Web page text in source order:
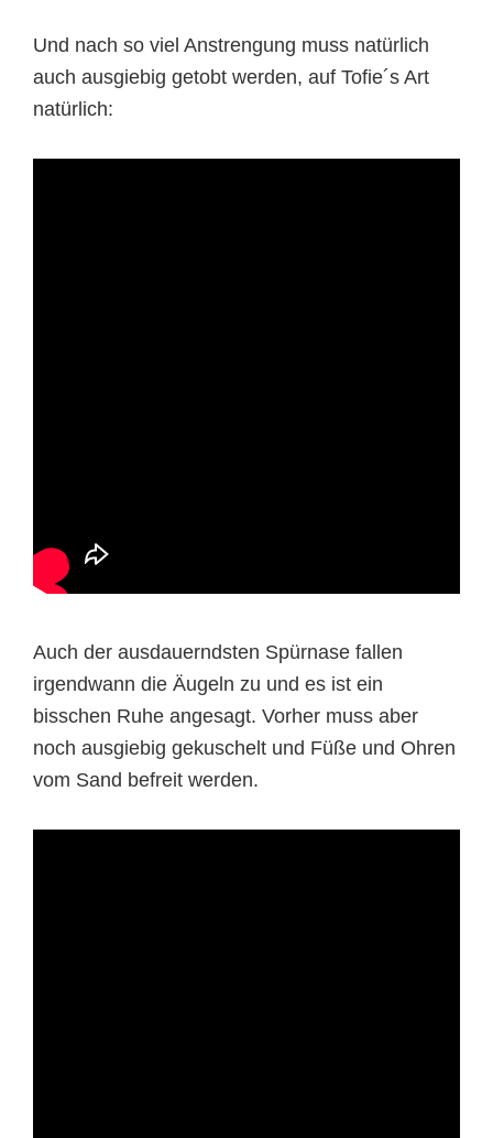
Und nach so viel Anstrengung muss natürlich
auch ausgiebig getobt werden, auf Tofie´s Art
natürlich:
Auch der ausdauerndsten Spürnase fallen
irgendwann die Äugeln zu und es ist ein
bisschen Ruhe angesagt. Vorher muss aber
noch ausgiebig gekuschelt und Füße und Ohren
vom Sand befreit werden.